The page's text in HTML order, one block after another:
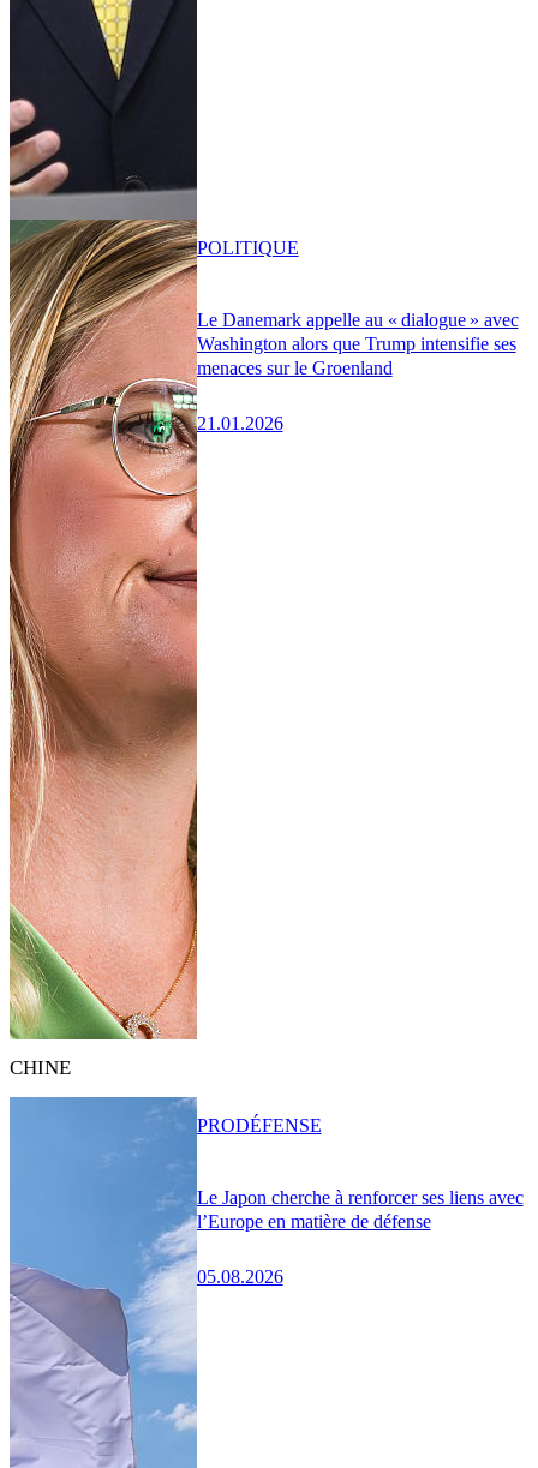
Le Danemark appelle au « dialogue » avec
Washington alors que Trump intensifie ses
menaces sur le Groenland
21.01.2026
POLITIQUE
CHINE
Le Japon cherche à renforcer ses liens avec
l’Europe en matière de défense
05.08.2026
PRODÉFENSE